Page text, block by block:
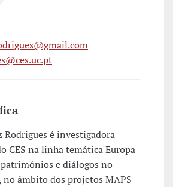
Rodrigues é investigadora
CES na linha temática Europa
e diálogos no
no âmbito dos projetos MAPS -